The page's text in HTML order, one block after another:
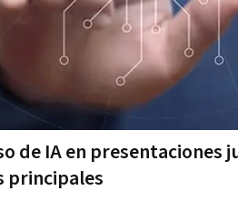
de IA en presentaciones
principales